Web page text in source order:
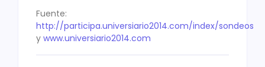
Fuente:
http://participa.universiario2014.com/index/sondeos
y www.universiario2014.com